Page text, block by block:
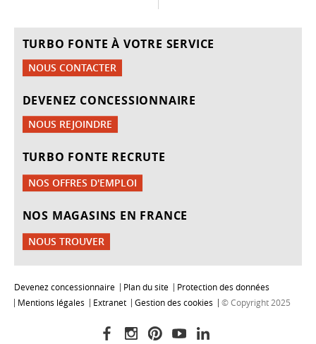
TURBO FONTE À VOTRE SERVICE
NOUS CONTACTER
DEVENEZ CONCESSIONNAIRE
NOUS REJOINDRE
TURBO FONTE RECRUTE
NOS OFFRES D'EMPLOI
NOS MAGASINS EN FRANCE
NOUS TROUVER
Devenez concessionnaire Plan du site
Protection des données
Mentions légales
Extranet Gestion des cookies © Copyright 2025